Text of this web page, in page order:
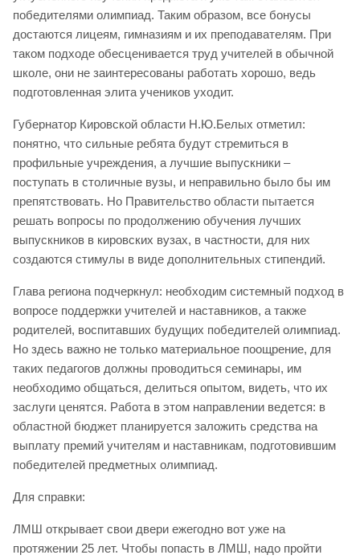
победителями олимпиад. Таким образом, все бонусы
достаются лицеям, гимназиям и их преподавателям. При
таком подходе обесценивается труд учителей в обычной
школе, они не заинтересованы работать хорошо, ведь
подготовленная элита учеников уходит.
Губернатор Кировской области Н.Ю.Белых отметил:
понятно, что сильные ребята будут стремиться в
профильные учреждения, а лучшие выпускники –
поступать в столичные вузы, и неправильно было бы им
препятствовать. Но Правительство области пытается
решать вопросы по продолжению обучения лучших
выпускников в кировских вузах, в частности, для них
создаются стимулы в виде дополнительных стипендий.
Глава региона подчеркнул: необходим системный подход в
вопросе поддержки учителей и наставников, а также
родителей, воспитавших будущих победителей олимпиад.
Но здесь важно не только материальное поощрение, для
таких педагогов должны проводиться семинары, им
необходимо общаться, делиться опытом, видеть, что их
заслуги ценятся. Работа в этом направлении ведется: в
областной бюджет планируется заложить средства на
выплату премий учителям и наставникам, подготовившим
победителей предметных олимпиад.
Для справки:
ЛМШ открывает свои двери ежегодно вот уже на
протяжении 25 лет. Чтобы попасть в ЛМШ, надо пройти